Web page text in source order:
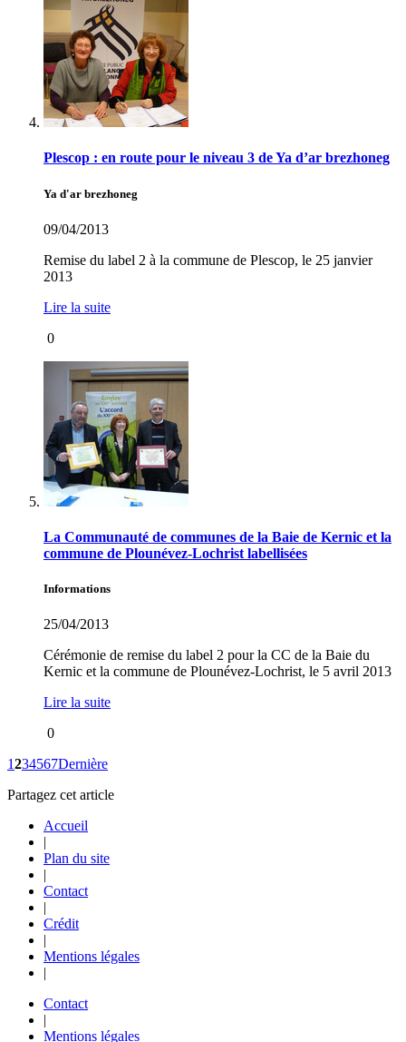
Plescop : en route pour le niveau 3 de Ya d’ar brezhoneg
Ya d'ar brezhoneg
09/04/2013
Remise du label 2 à la commune de Plescop, le 25 janvier
2013
Lire la suite
0
La Communauté de communes de la Baie de Kernic et la
commune de Plounévez-Lochrist labellisées
Informations
25/04/2013
Cérémonie de remise du label 2 pour la CC de la Baie du
Kernic et la commune de Plounévez-Lochrist, le 5 avril 2013
Lire la suite
0
1234567Dernière
Partagez cet article
Accueil
|
Plan du site
|
Contact
|
Crédit
|
Mentions légales
|
Contact
|
Mentions légales